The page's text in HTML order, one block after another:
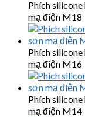
Phích
mạ điện M18
Phích
mạ điện M16
Phích
mạ điện M14